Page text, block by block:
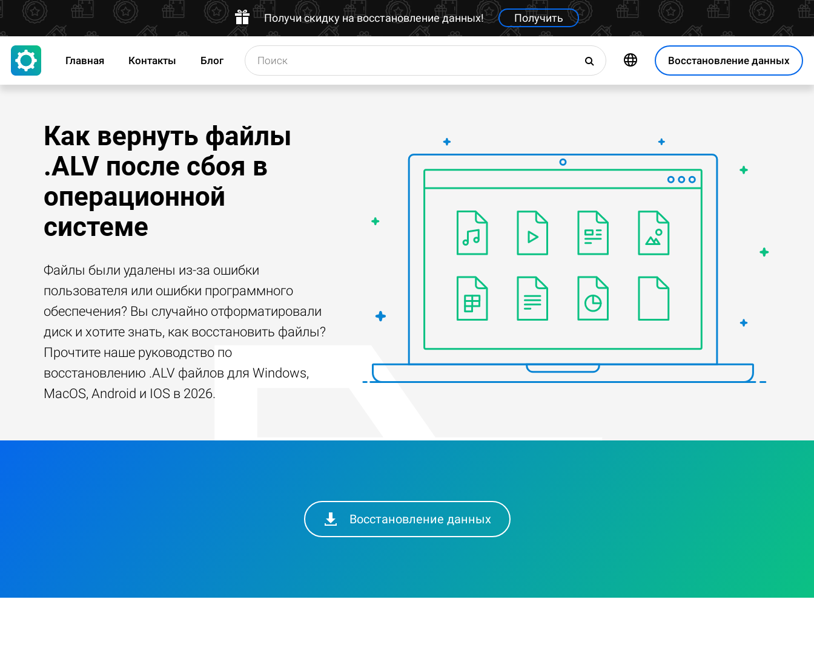
Получи скидку на восстановление данных! Получить
Восстановление данных
Главная Контакты Блог
Как вернуть файлы
.ALV после сбоя в
операционной
системе
Файлы были удалены из-за ошибки
пользователя или ошибки программного
обеспечения? Вы случайно отформатировали
диск и хотите знать, как восстановить файлы?
Прочтите наше руководство по
восстановлению .ALV файлов для Windows,
MacOS, Android и IOS в 2026.
Восстановление данных